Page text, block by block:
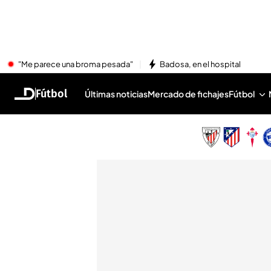
"Me parece una broma pesada" Badosa, en el hospital
Fútbol Últimas noticiasMercado de fichajesFútbol